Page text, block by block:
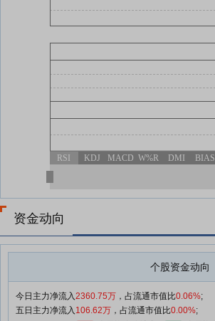
RSI KDJ MACD W%R DMI BIAS
资金动向
个股资金动向
今日主力净流入2360.75万 ，占流通市值比0.06%;
五日主力净流入 106.62万 ，占流通市值比0.00%;